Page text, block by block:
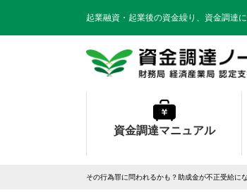
起業融資・起業後の資金繰り、資金調達
資金調達マニュアル
その行為罪に問われるかも？助成金が不正受給に